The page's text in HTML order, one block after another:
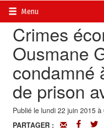
Menu
Accueil>
Crimes
Ousmane
condamné
de prison
Publié le lundi 22 juin 2015 à
PARTAGER :